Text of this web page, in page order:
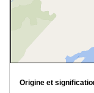
Origine et